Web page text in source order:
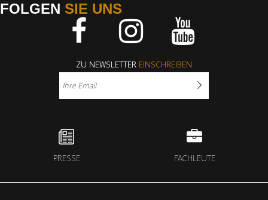
FOLGEN SIE UNS
ZU NEWSLETTER EINSCHREIBEN
PRESSE FACHLEUTE